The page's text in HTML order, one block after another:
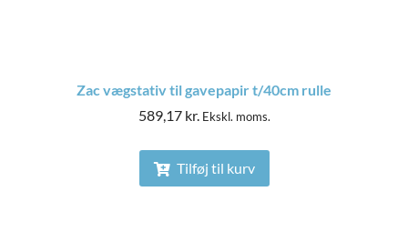
Zac vægstativ til gavepapir t/40cm rulle
589,17 kr. Ekskl. moms.
Tilføj til kurv